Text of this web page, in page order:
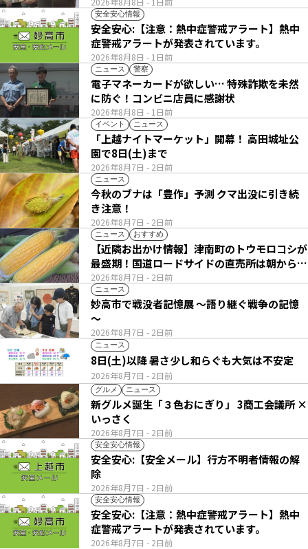
安全安心情報
2026年8月8日 - 1日前
安全安心:【注意：熱中症警戒アラート】熱中
症警戒アラートが発表されています。
ニュース 警察
2026年8月8日 - 1日前
電子マネーカードが欲しい… 特殊詐欺を未然
に防ぐ！コンビニ店員に感謝状
イベント ニュース
2026年8月7日 - 2日前
「上越ナイトマーケット」開幕！ 高田城址公
園で8日(土)まで
ニュース
2026年8月7日 - 2日前
今秋のブナは「豊作」予測 クマ出没に引き続
き注意！
ニュース おすすめ
2026年8月7日 - 2日前
【近隣お出かけ情報】津南町のトウモロコシが
最盛期！国道ロードサイドの直売所は朝から長
い列
ニュース
2026年8月7日 - 2日前
妙高市で戦没者記憶展 ～語り継ぐ戦争の記憶
～
ニュース
2026年8月7日 - 2日前
8日(土)以降 暑さ少し和らぐも大気は不安定
グルメ ニュース
2026年8月7日 - 2日前
新グルメ誕生「３色おにぎり」 3商工会議所 ×
いっさく
安全安心情報
2026年8月7日 - 2日前
安全安心:【安全メール】行方不明者情報の解
除
安全安心情報
2026年8月7日 - 2日前
安全安心:【注意：熱中症警戒アラート】熱中
症警戒アラートが発表されています。